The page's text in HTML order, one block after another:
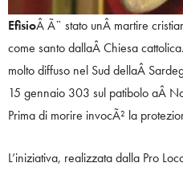
EfisioÂ Ã¨ stato unÂ martire
come santo dallaÂ Chiesa
molto diffuso nel Sud dellaÂ
15 gennaio 303 sul patibolo aÂ
Prima di morire invocÃ² la
L’iniziativa, realizzata dalla Pro